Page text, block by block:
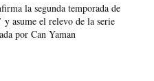
la segunda temporada de
y asume el relevo de la serie
por Can Yaman